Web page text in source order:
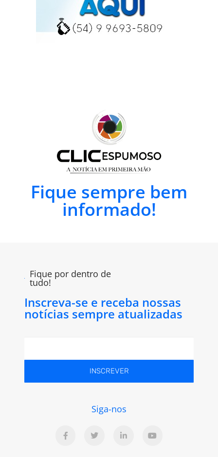
Fique sempre bem
informado!
Fique por dentro de
tudo!
Inscreva-se e receba nossas
notícias sempre atualizadas
INSCREVER
Siga-nos